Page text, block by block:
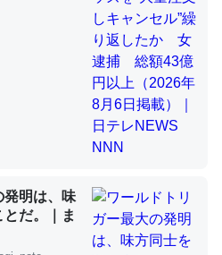
ムも酸素も不足してて両方に不
のでは」とあって面白い。海に
ウミグモ）はカルシウムを使わ
が、酵素が違うのか？
学の大問題＝「昆虫はなぜ海にいな
ウムを大量に使う脊椎動物と貝
日テレ
発明は、味
だ。｜ま